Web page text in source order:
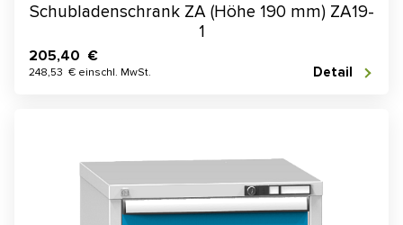
Schubladenschrank ZA (Höhe 190 mm) ZA19-
1
205,40 €
248,53 € einschl. MwSt. Detail